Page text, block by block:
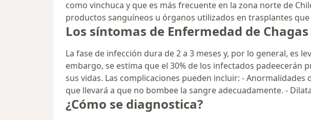
como vinchuca y que es más frecuente en la zona norte de
productos sanguíneos u órganos utilizados en trasplantes
Los síntomas de Enfermedad de Chagas
La fase de infección dura de 2 a 3 meses y, por lo general, es
embargo, se estima que el 30% de los infectados padeecerán
sus vidas. Las complicaciones pueden incluir: -
que llevará a que no bombee la sangre adecuadamente. -
¿Cómo se diagnostica?